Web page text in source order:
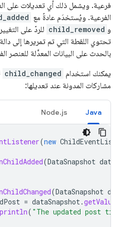
فرعية. ويشمل ذلك أي تعديلات على
الفرعية. ويُستخدَم عادةً مع
و child_removed للردّ على
تحتوي اللقطة التي تم تمريرها إلى
بالحدث على البيانات المعدَّلة للعنصر
يمكنك استخدام child_changed
مشاركات المدونة عند تعديلها:
Java
Node.js
(new
(DataSnapshot
(DataSnapshot
= dataSnapshot.getValue
println( "The updated post